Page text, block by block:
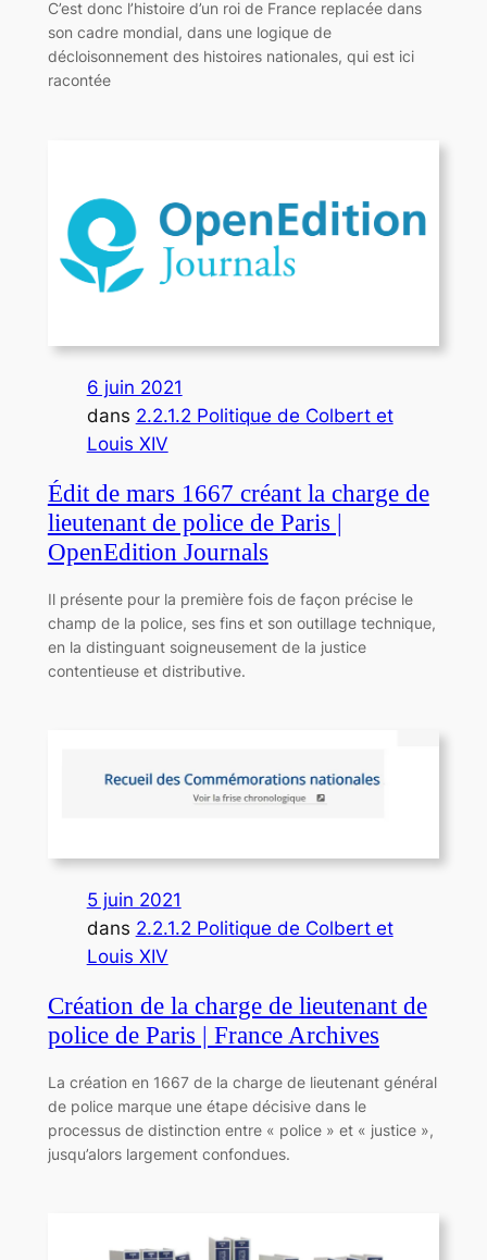
C’est donc l’histoire d’un roi de France replacée dans
son cadre mondial, dans une logique de
décloisonnement des histoires nationales, qui est ici
racontée
6 juin 2021
dans 2.2.1.2 Politique de Colbert et
Louis XIV
Édit de mars 1667 créant la charge de
lieutenant de police de Paris |
OpenEdition Journals
Il présente pour la première fois de façon précise le
champ de la police, ses fins et son outillage technique,
en la distinguant soigneusement de la justice
contentieuse et distributive.
5 juin 2021
dans 2.2.1.2 Politique de Colbert et
Louis XIV
Création de la charge de lieutenant de
police de Paris | France Archives
La création en 1667 de la charge de lieutenant général
de police marque une étape décisive dans le
processus de distinction entre « police » et « justice »,
jusqu’alors largement confondues.